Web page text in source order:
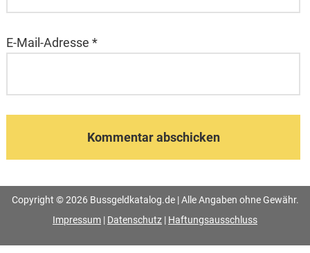
E-Mail-Adresse *
Copyright © 2026 Bussgeldkatalog.de | Alle Angaben ohne Gewähr.
Impressum | Datenschutz | Haftungsausschluss